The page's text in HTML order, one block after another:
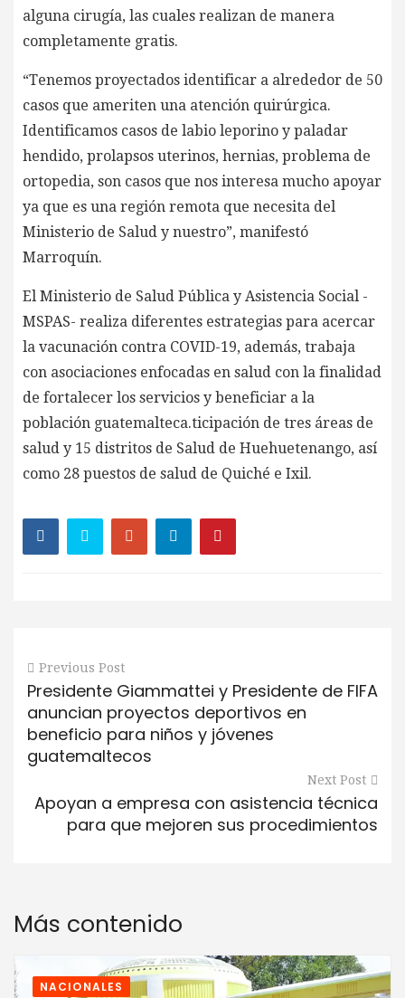
alguna cirugía, las cuales realizan de manera
completamente gratis.
“Tenemos proyectados identificar a alrededor de 50
casos que ameriten una atención quirúrgica.
Identificamos casos de labio leporino y paladar
hendido, prolapsos uterinos, hernias, problema de
ortopedia, son casos que nos interesa mucho apoyar
ya que es una región remota que necesita del
Ministerio de Salud y nuestro”, manifestó
Marroquín.
El Ministerio de Salud Pública y Asistencia Social -
MSPAS- realiza diferentes estrategias para acercar
la vacunación contra COVID-19, además, trabaja
con asociaciones enfocadas en salud con la finalidad
de fortalecer los servicios y beneficiar a la
población guatemalteca.ticipación de tres áreas de
salud y 15 distritos de Salud de Huehuetenango, así
como 28 puestos de salud de Quiché e Ixil.
Previous Post
Presidente Giammattei y Presidente de FIFA
anuncian proyectos deportivos en
beneficio para niños y jóvenes
guatemaltecos
Next Post
Apoyan a empresa con asistencia técnica
para que mejoren sus procedimientos
Más contenido
NACIONALES